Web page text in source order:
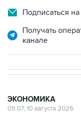
Подписаться
Получать
канале
ЭКОНОМИКА
09:07, 10 августа 2026